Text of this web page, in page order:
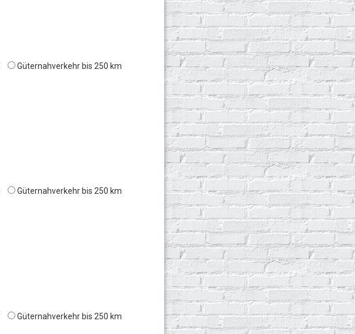
Güternahverkehr bis 250 km
Güternahverkehr bis 250 km
Güternahverkehr bis 250 km